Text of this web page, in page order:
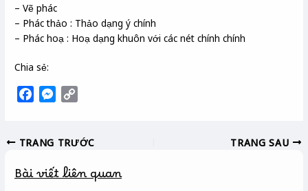
– Vẽ phác
– Phác thảo : Thảo dạng ý chính
– Phác hoạ : Hoạ dạng khuôn với các nét chính chính
Chia sẻ:
e
o
M
s
n
y
i
TRANG TRƯỚC TRANG SAU
Bài viết liên quan